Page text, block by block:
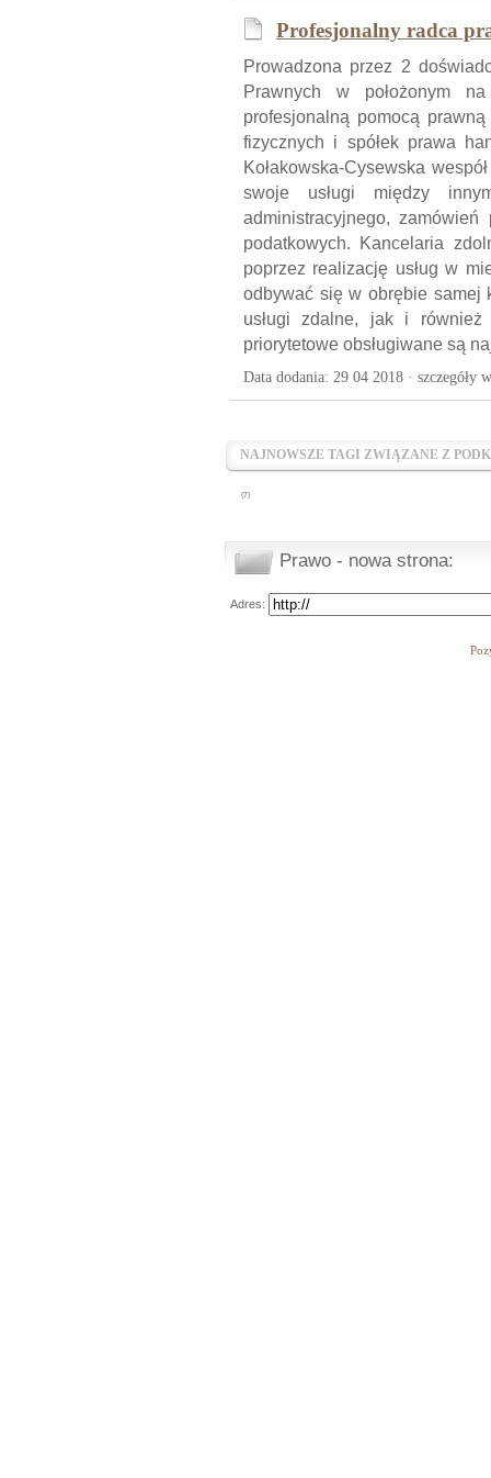
Profesjonalny radca
Prowadzona przez 2
Prawnych w położonym
profesjonalną pomocą
fizycznych i spółek prawa
Kołakowska-Cysewska
swoje usługi między
administracyjnego,
podatkowych. Kancelaria
poprzez realizację usług w
odbywać się w obrębie samej
usługi zdalne, jak i
priorytetowe obsługiwane są
Data dodania: 29 04 2018 · szczegóły
NAJNOWSZE TAGI ZWIĄZANE Z
(7)
Prawo - nowa strona:
Adres: